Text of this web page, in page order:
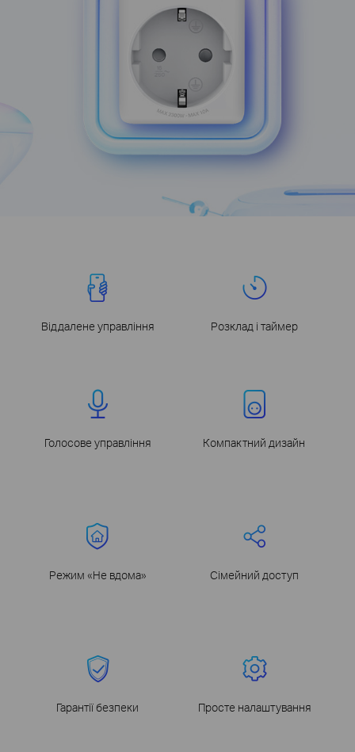
Віддалене управління Розклад і таймер
Голосове управління Компактний дизайн
Режим «Не вдома» Сімейний доступ
Гарантії безпеки Просте налаштування